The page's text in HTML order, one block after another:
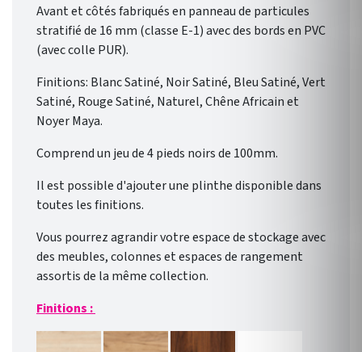
Avant et côtés fabriqués en panneau de particules
stratifié de 16 mm (classe E-1) avec des bords en PVC
(avec colle PUR).
Finitions: Blanc Satiné, Noir Satiné, Bleu Satiné, Vert
Satiné, Rouge Satiné, Naturel, Chêne Africain et
Noyer Maya.
Comprend un jeu de 4 pieds noirs de 100mm.
Il est possible d'ajouter une plinthe disponible dans
toutes les finitions.
Vous pourrez agrandir votre espace de stockage avec
des meubles, colonnes et espaces de rangement
assortis de la même collection.
Finitions :